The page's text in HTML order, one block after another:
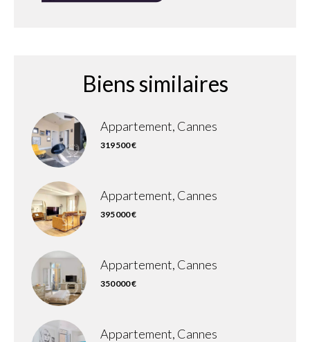
Biens similaires
Appartement, Cannes
319 500 €
Appartement, Cannes
395 000 €
Appartement, Cannes
350 000 €
Appartement, Cannes